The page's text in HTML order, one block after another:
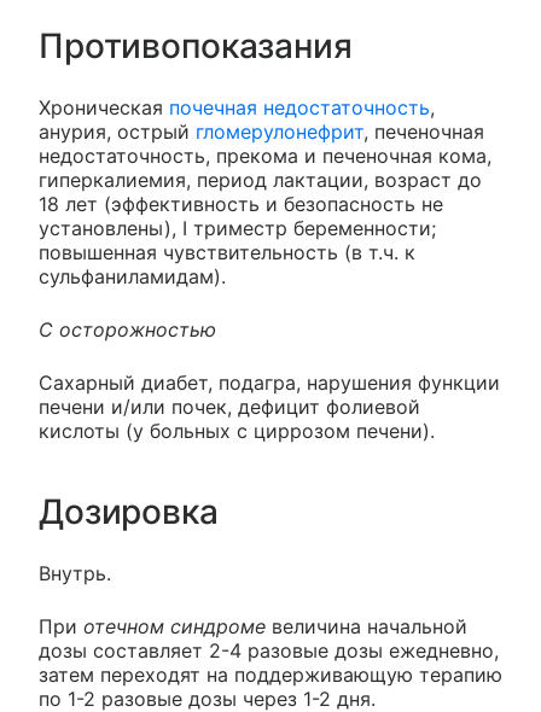
Противопоказания
Хроническая почечная недостаточность,
анурия, острый гломерулонефрит, печеночная
недостаточность, прекома и печеночная кома,
гиперкалиемия, период лактации, возраст до
18 лет (эффективность и безопасность не
установлены), I триместр беременности;
повышенная чувствительность (в т.ч. к
сульфаниламидам).
C осторожностью
Сахарный диабет, подагра, нарушения функции
печени и/или почек, дефицит фолиевой
кислоты (у больных с циррозом печени).
Дозировка
Внутрь.
При отечном синдроме величина начальной
дозы составляет 2-4 разовые дозы ежедневно,
затем переходят на поддерживающую терапию
по 1-2 разовые дозы через 1-2 дня.